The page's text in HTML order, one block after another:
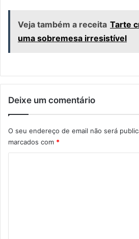
Veja também a receita Tarte
uma sobremesa irresistível
Deixe um comentário
O seu endereço de email não será
marcados com *